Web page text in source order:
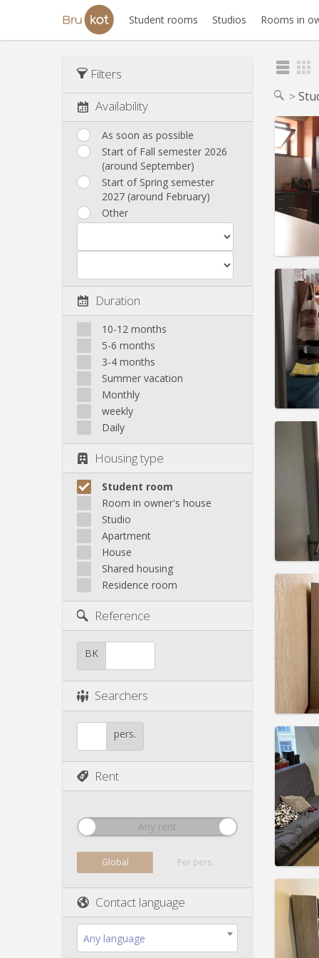
Student rooms Studios Rooms in
Filters
Availability
As soon as possible
Start of Fall semester 2026
(around September)
Start of Spring semester
2027 (around February)
Other
Duration
10-12 months
5-6 months
3-4 months
Summer vacation
Monthly
weekly
Daily
Housing type
Student room
Room in owner's house
Studio
Apartment
House
Shared housing
Residence room
Reference
BK
Searchers
pers.
Rent
Any rent
Global Per pers.
Contact language
Any language
Rent:
Rent:
Rent: